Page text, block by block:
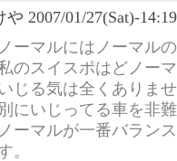
や 2007/01/27(Sat)-
ノーマルにはノーマル
のスイスポはどノー
じる気は全くありま
別にいじってる車を非
ノーマルが一番バラン
。